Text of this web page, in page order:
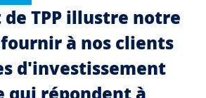
de TPP illustre notre
à nos clients
d'investissement